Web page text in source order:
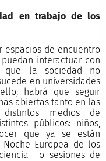
en trabajo de los
espacios de encuentro
interactuar con
que la sociedad no
en universidades
habrá que seguir
abiertas tanto en las
medios de
públicos: niños,
que ya se están
Europea de los
o sesiones de